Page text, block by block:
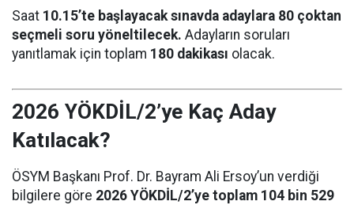
Saat 10.15’te başlayacak sınavda adaylara 80 çoktan
seçmeli soru yöneltilecek. Adayların soruları
yanıtlamak için toplam 180 dakikası olacak.
2026 YÖKDİL/2’ye Kaç Aday
Katılacak?
ÖSYM Başkanı Prof. Dr. Bayram Ali Ersoy’un verdiği
bilgilere göre 2026 YÖKDİL/2’ye toplam 104 bin 529